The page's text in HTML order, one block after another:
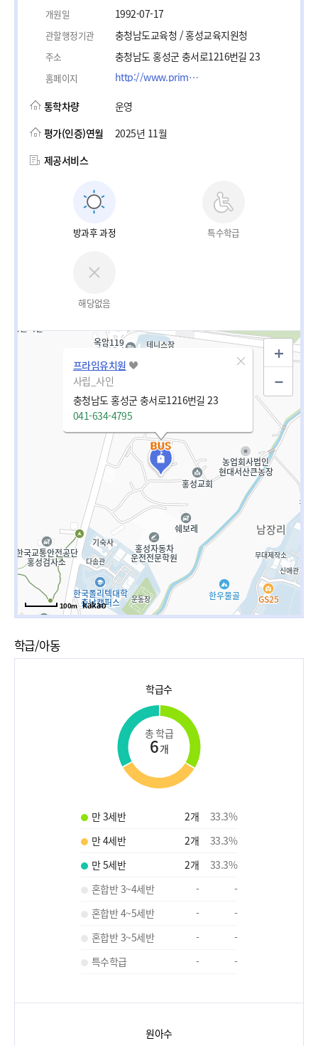
개원일 1992-07-17
관할행정기관 충청남도교육청 / 홍성교육지원청
주소 충청남도 홍성군 충서로1216번길 23
홈페이지 http://www.primekids.net/
통학차량
운영
평가(인증)연월
2025년 11월
제공서비스
방과후 과정 특수학급
해당없음
프라임유치원
사립_사인
충청남도 홍성군 충서로1216번길 23
041-634-4795
100m
학급/아동
학급수
총 학급
6개
만 3세반 2개 33.3%
만 4세반
2개 33.3%
만 5세반
2개 33.3%
혼합반 3~4세반
-
-
혼합반 4~5세반
-
-
혼합반 3~5세반
-
-
특수학급
- -
원아수